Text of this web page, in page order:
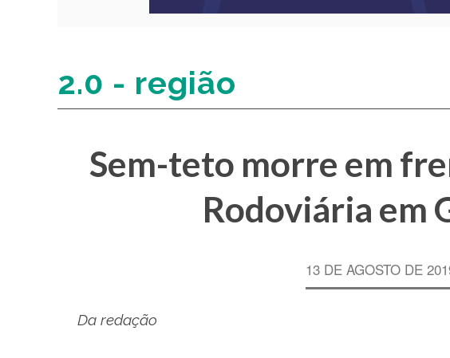
2.0 - região
Sem-teto morre em
Rodoviária em
13 DE AGOSTO DE
Da redação